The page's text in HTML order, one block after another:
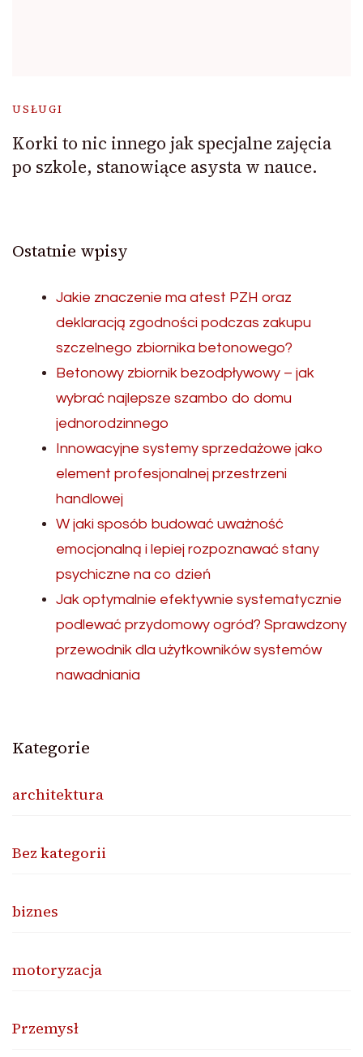
USŁUGI
Korki to nic innego jak specjalne zajęcia
po szkole, stanowiące asysta w nauce.
Ostatnie wpisy
Jakie znaczenie ma atest PZH oraz
deklaracją zgodności podczas zakupu
szczelnego zbiornika betonowego?
Betonowy zbiornik bezodpływowy – jak
wybrać najlepsze szambo do domu
jednorodzinnego
Innowacyjne systemy sprzedażowe jako
element profesjonalnej przestrzeni
handlowej
W jaki sposób budować uważność
emocjonalną i lepiej rozpoznawać stany
psychiczne na co dzień
Jak optymalnie efektywnie systematycznie
podlewać przydomowy ogród? Sprawdzony
przewodnik dla użytkowników systemów
nawadniania
Kategorie
architektura
Bez kategorii
biznes
motoryzacja
Przemysł